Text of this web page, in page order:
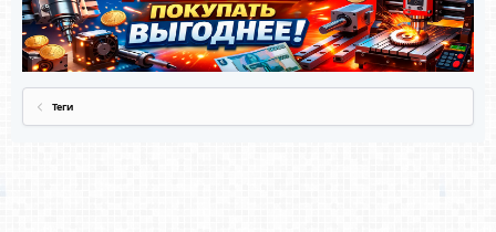
Теги